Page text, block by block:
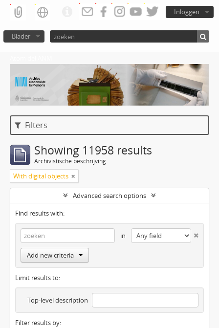
Inloggen
Blader
Filters
Showing 11958 results
Archivistische beschrijving
With digital objects
Advanced search options
Find results with:
in
Add new criteria
Limit results to:
Top-level description
Filter results by: